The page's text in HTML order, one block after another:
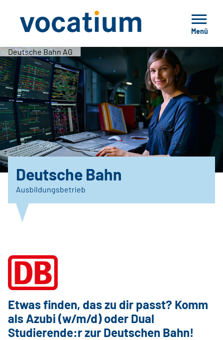
Menü
Deutsche Bahn AG
Deutsche Bahn
Ausbildungsbetrieb
Etwas finden, das zu dir passt? Komm
als Azubi (w/m/d) oder Dual
Studierende:r zur ­Deutschen Bahn!